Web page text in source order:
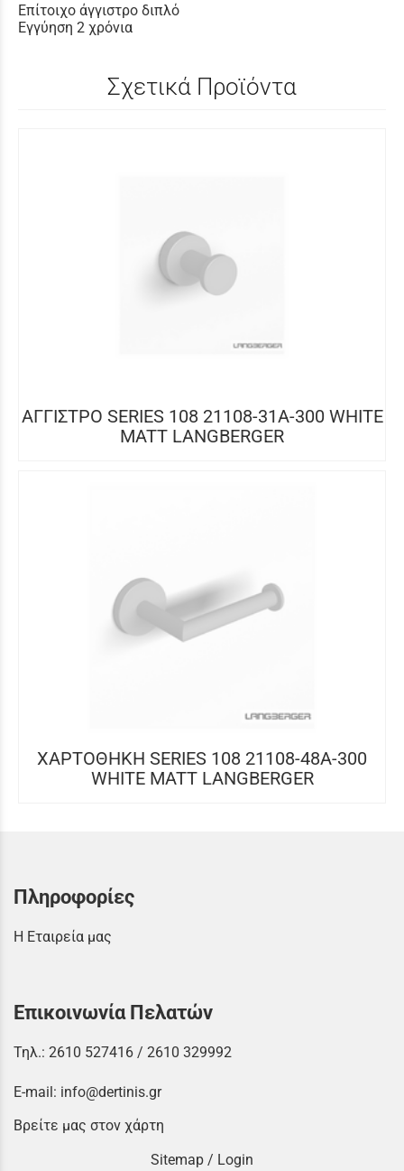
Επίτοιχο άγγιστρο διπλό
Εγγύηση 2 χρόνια
Σχετικά Προϊόντα
ΑΓΓΙΣΤΡΟ SERIES 108 21108-31A-300 WHITE
MATT LANGBERGER
ΧΑΡΤΟΘΗΚΗ SERIES 108 21108-48A-300
WHITE MATT LANGBERGER
Πληροφορίες
Η Εταιρεία μας
Επικοινωνία Πελατών
Τηλ.: 2610 527416 / 2610 329992
E-mail: info@dertinis.gr
Βρείτε μας στον χάρτη
Sitemap / Login